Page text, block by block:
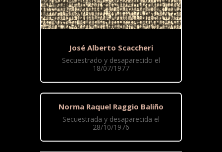
José Alberto Scaccheri
Secuestrado y desaparecido el
18/07/1977
Norma Raquel Raggio Baliño
Secuestrada y desaparecida el
28/10/1976